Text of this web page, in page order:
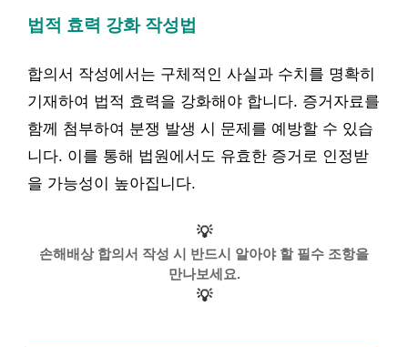
법적 효력 강화 작성법
합의서 작성에서는 구체적인 사실과 수치를 명확히
기재하여 법적 효력을 강화해야 합니다. 증거자료를
함께 첨부하여 분쟁 발생 시 문제를 예방할 수 있습
니다. 이를 통해 법원에서도 유효한 증거로 인정받
을 가능성이 높아집니다.
💡
손해배상 합의서 작성 시 반드시 알아야 할 필수 조항을
만나보세요.
💡